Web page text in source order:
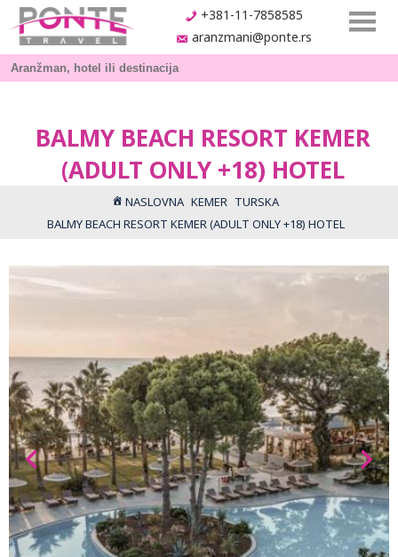
+381-11-7858585
aranzmani@ponte.rs
BALMY BEACH RESORT KEMER
(ADULT ONLY +18) HOTEL
NASLOVNA KEMER TURSKA
BALMY BEACH RESORT KEMER (ADULT ONLY +18) HOTEL